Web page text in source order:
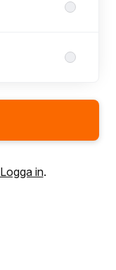
Logga in.